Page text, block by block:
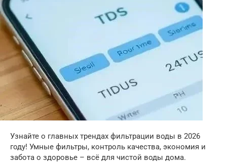
Узнайте о главных трендах фильтрации воды в 2026
году! Умные фильтры, контроль качества, экономия и
забота о здоровье – всё для чистой воды дома.